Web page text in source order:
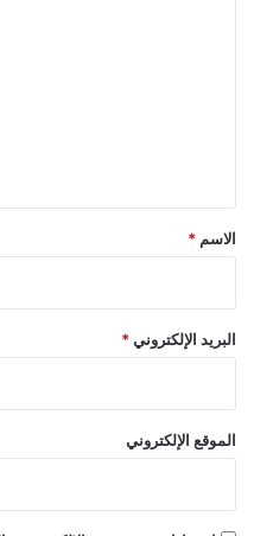
*
الاسم *
البريد الإلكتروني *
الموقع الإلكتروني